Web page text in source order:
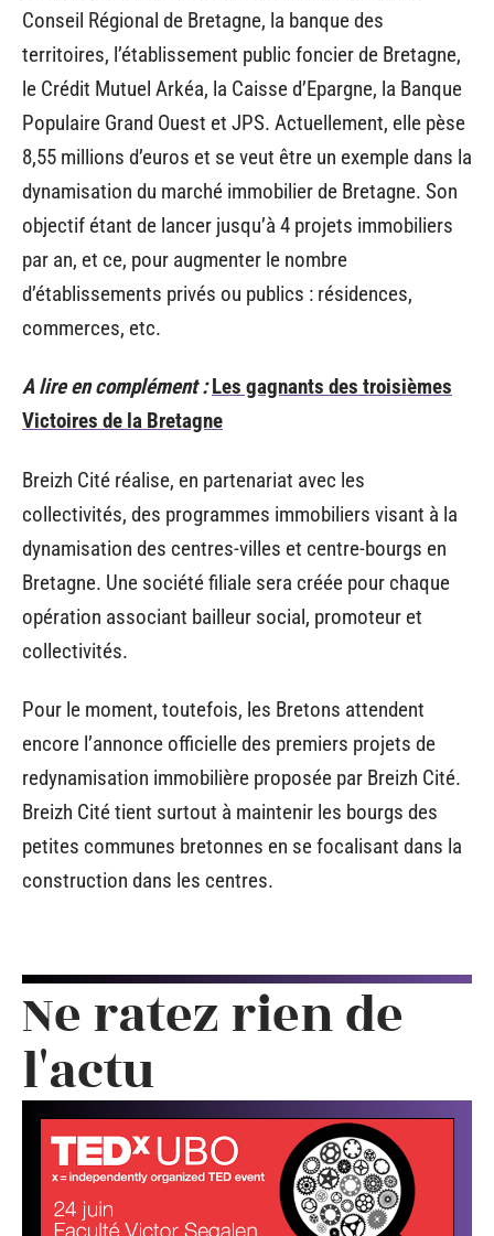
Conseil Régional de Bretagne, la banque des
territoires, l’établissement public foncier de Bretagne,
le Crédit Mutuel Arkéa, la Caisse d’Epargne, la Banque
Populaire Grand Ouest et JPS. Actuellement, elle pèse
8,55 millions d’euros et se veut être un exemple dans la
dynamisation du marché immobilier de Bretagne. Son
objectif étant de lancer jusqu’à 4 projets immobiliers
par an, et ce, pour augmenter le nombre
d’établissements privés ou publics : résidences,
commerces, etc.
A lire en complément : Les gagnants des troisièmes
Victoires de la Bretagne
Breizh Cité réalise, en partenariat avec les
collectivités, des programmes immobiliers visant à la
dynamisation des centres-villes et centre-bourgs en
Bretagne. Une société filiale sera créée pour chaque
opération associant bailleur social, promoteur et
collectivités.
Pour le moment, toutefois, les Bretons attendent
encore l’annonce officielle des premiers projets de
redynamisation immobilière proposée par Breizh Cité.
Breizh Cité tient surtout à maintenir les bourgs des
petites communes bretonnes en se focalisant dans la
construction dans les centres.
Ne ratez rien de
l'actu